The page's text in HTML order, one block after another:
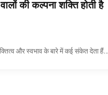
की कल्पना शक्ति होती है
और स्वभाव के बारे में कई संकेत देता